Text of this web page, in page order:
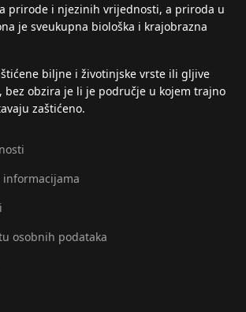
prirode i njezinih vrijednosti, a priroda u
je sveukupna biološka i krajobrazna
biljne i životinjske vrste ili gljive
bez obzira je li je područje u kojem trajno
zaštićeno.
osobnih podataka